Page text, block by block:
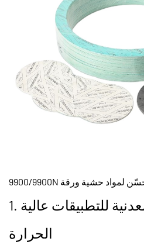
1. للتطبيقات عالية
الحرارة